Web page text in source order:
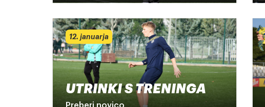
12. januarja
UTRINKI S TRENINGA